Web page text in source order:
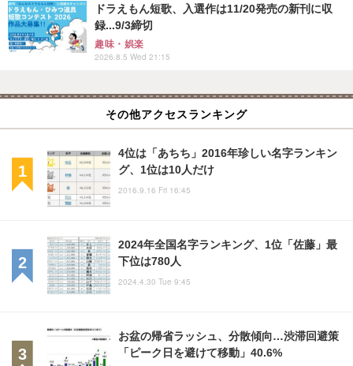
ドラえもん短歌、入選作は11/20発売の新刊に収
録...9/3締切
趣味・娯楽
2026.8.5 Wed 21:15
その他アクセスランキング
4位は「あちち」2016年珍しい名字ランキン
グ、1位は10人だけ
2016.9.16 Fri 16:45
2024年全国名字ランキング、1位「佐藤」最
下位は780人
2024.4.30 Tue 9:45
お盆の帰省ラッシュ、分散傾向…渋滞回避策
「ピーク日を避けて移動」40.6%